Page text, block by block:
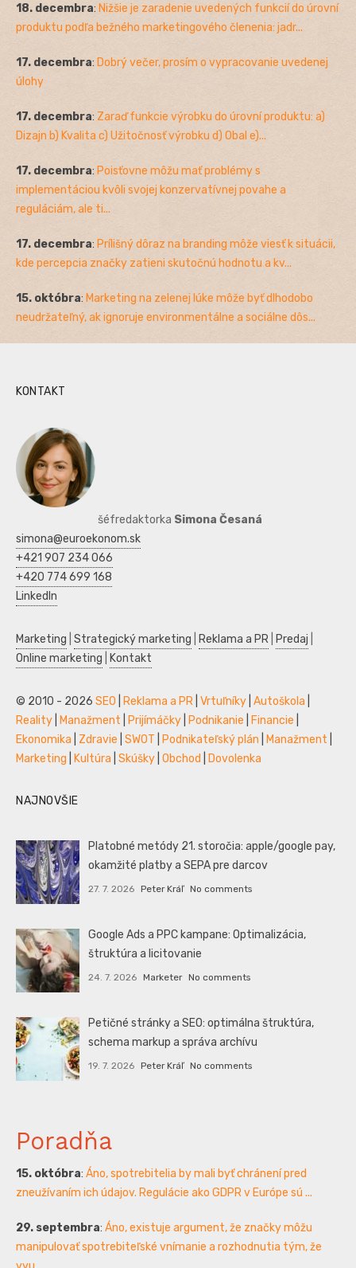
18. decembra: Nižšie je zaradenie uvedených funkcií do úrovní
produktu podľa bežného marketingového členenia: jadr...
17. decembra: Dobrý večer, prosím o vypracovanie uvedenej
úlohy
17. decembra: Zaraď funkcie výrobku do úrovní produktu: a)
Dizajn b) Kvalita c) Užitočnosť výrobku d) Obal e)...
17. decembra: Poisťovne môžu mať problémy s
implementáciou kvôli svojej konzervatívnej povahe a
reguláciám, ale ti...
17. decembra: Prílišný dôraz na branding môže viesť k situácii,
kde percepcia značky zatieni skutočnú hodnotu a kv...
15. októbra: Marketing na zelenej lúke môže byť dlhodobo
neudržateľný, ak ignoruje environmentálne a sociálne dôs...
KONTAKT
šéfredaktorka Simona Česaná
simona@euroekonom.sk
+421 907 234 066
+420 774 699 168
LinkedIn
Marketing Strategický marketing Reklama a PR Predaj
Online marketing
Kontakt
© 2010 - 2026 SEO Reklama a PR Vrtuľníky Autoškola
Reality
Manažment Prijímáčky Podnikanie Financie
Ekonomika
Zdravie SWOT Podnikateľský plán Manažment
Marketing
Kultúra Skúšky Obchod Dovolenka
NAJNOVŠIE
Platobné metódy 21. storočia: apple/google pay,
okamžité platby a SEPA pre darcov
27. 7. 2026 Peter Kráľ No comments
Google Ads a PPC kampane: Optimalizácia,
štruktúra a licitovanie
24. 7. 2026 Marketer No comments
Petičné stránky a SEO: optimálna štruktúra,
schema markup a správa archívu
19. 7. 2026 Peter Kráľ No comments
Poradňa
15. októbra: Áno, spotrebitelia by mali byť chránení pred
zneužívaním ich údajov. Regulácie ako GDPR v Európe sú ...
29. septembra: Áno, existuje argument, že značky môžu
manipulovať spotrebiteľské vnímanie a rozhodnutia tým, že